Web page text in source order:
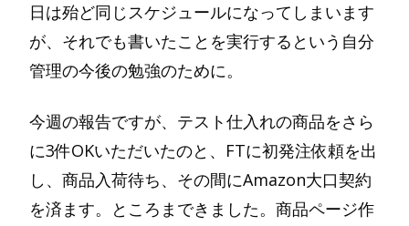
日は殆ど同じスケジュールになってしまいます
が、それでも書いたことを実行するという自分
管理の今後の勉強のために。
今週の報告ですが、テスト仕入れの商品をさら
に3件OKいただいたのと、FTに初発注依頼を出
し、商品入荷待ち、その間にAmazon大口契約
を済ます。ところまできました。商品ページ作